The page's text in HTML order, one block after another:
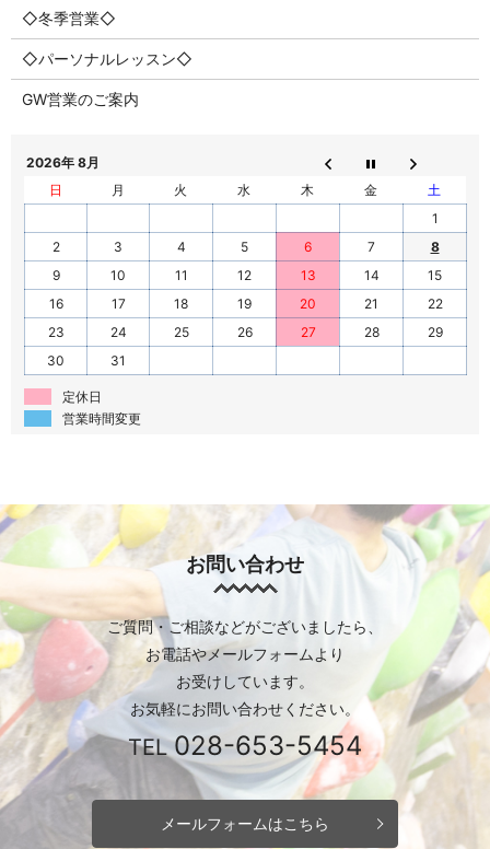
◇冬季営業◇
◇パーソナルレッスン◇
GW営業のご案内
2026年 8月
日
月 火 水 木 金
土
1
2
3 4 5 6 7
8
9
10 11 12 13 14
15
16
17 18 19 20 21
22
23
24 25 26 27 28
29
30
31
定休日
営業時間変更
お問い合わせ
ご質問・ご相談などがございましたら、
お電話やメールフォームより
お受けしています。
お気軽にお問い合わせください。
TEL028-653-5454
メールフォームはこちら